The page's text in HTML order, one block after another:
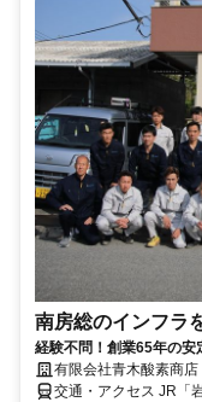
南房総のインフラ
経験不問！創業65年の安
有限会社青木酸素商店
交通・アクセス JR「